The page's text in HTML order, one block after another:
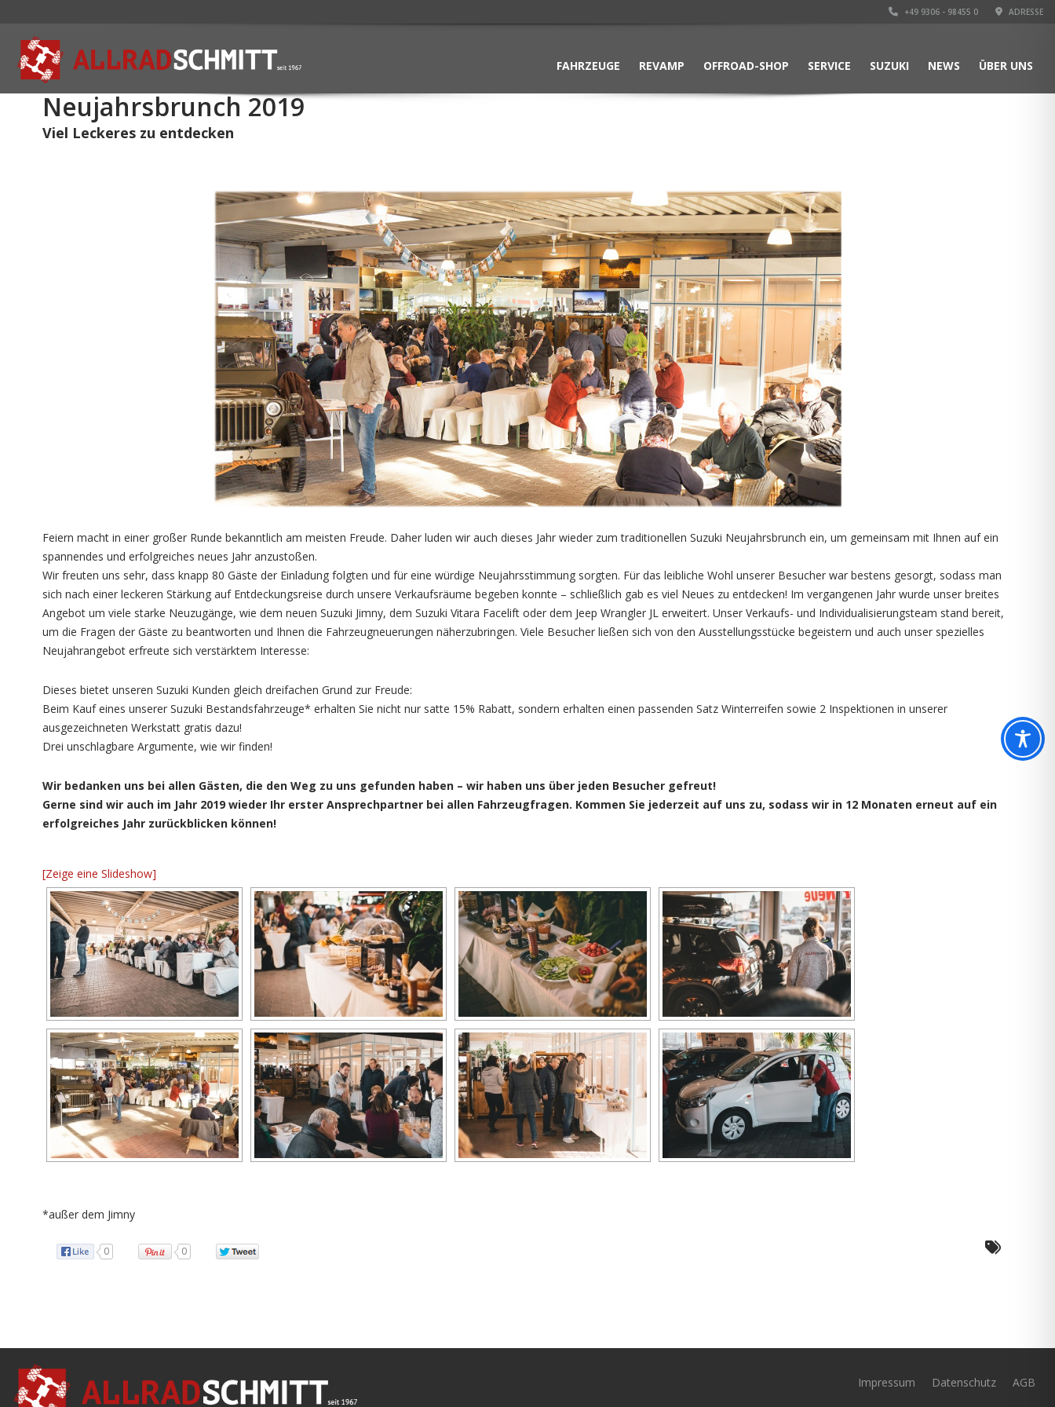
+49 9306 - 98455 0 ADRESSE
FAHRZEUGE REVAMP OFFROAD-SHOP SERVICE SUZUKI NEWS ÜBER UNS
Neujahrsbrunch 2019
Viel Leckeres zu entdecken
Feiern macht in einer großer Runde bekanntlich am meisten Freude. Daher luden wir auch dieses Jahr wieder zum traditionellen Suzuki Neujahrsbrunch ein, um gemeinsam mit Ihnen auf ein
spannendes und erfolgreiches neues Jahr anzustoßen.
Wir freuten uns sehr, dass knapp 80 Gäste der Einladung folgten und für eine würdige Neujahrsstimmung sorgten. Für das leibliche Wohl unserer Besucher war bestens gesorgt, sodass man
sich nach einer leckeren Stärkung auf Entdeckungsreise durch unsere Verkaufsräume begeben konnte – schließlich gab es viel Neues zu entdecken! Im vergangenen Jahr wurde unser breites
Angebot um viele starke Neuzugänge, wie dem neuen Suzuki Jimny, dem Suzuki Vitara Facelift oder dem Jeep Wrangler JL erweitert. Unser Verkaufs- und Individualisierungsteam stand bereit,
um die Fragen der Gäste zu beantworten und Ihnen die Fahrzeugneuerungen näherzubringen. Viele Besucher ließen sich von den Ausstellungsstücke begeistern und auch unser spezielles
Neujahrangebot erfreute sich verstärktem Interesse:
Dieses bietet unseren Suzuki Kunden gleich dreifachen Grund zur Freude:
Beim Kauf eines unserer Suzuki Bestandsfahrzeuge* erhalten Sie nicht nur satte 15% Rabatt, sondern erhalten einen passenden Satz Winterreifen sowie 2 Inspektionen in unserer
ausgezeichneten Werkstatt gratis dazu!
Drei unschlagbare Argumente, wie wir finden!
Wir bedanken uns bei allen Gästen, die den Weg zu uns gefunden haben – wir haben uns über jeden Besucher gefreut!
Gerne sind wir auch im Jahr 2019 wieder Ihr erster Ansprechpartner bei allen Fahrzeugfragen. Kommen Sie jederzeit auf uns zu, sodass wir in 12 Monaten erneut auf ein
erfolgreiches Jahr zurückblicken können!
[Zeige eine Slideshow]
*außer dem Jimny
0 0
Impressum Datenschutz AGB